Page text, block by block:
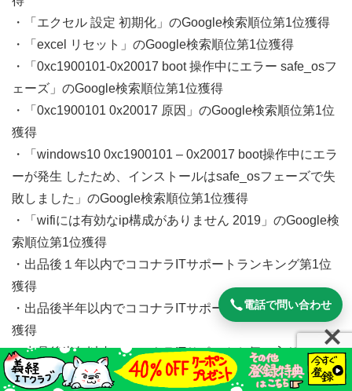
・「エクセル 設定 初期化」のGoogle検索順位第1位獲得
・「excel リセット」のGoogle検索順位第1位獲得
・「0xc1900101-0x20017 boot 操作中にエラー safe_osフ
ェーズ」のGoogle検索順位第1位獲得
・「0xc1900101 0x20017 原因」のGoogle検索順位第1位
獲得
・「windows10 0xc1900101 – 0x20017 boot操作中にエラ
ーが発生 したため、インストールはsafe_osフェーズで失
敗しました」のGoogle検索順位第1位獲得
・「wifiには有効なip構成がありません 2019」のGoogle検
索順位第1位獲得
・出品後１年以内でココナラITサポートランキング第1位
獲得
・出品後半年以内でココナラITサポートおすすめ順第1位
獲得
・出品後半年以内でココナラITサポートお気に入り数順第
1位獲得
電話で問い合わせ